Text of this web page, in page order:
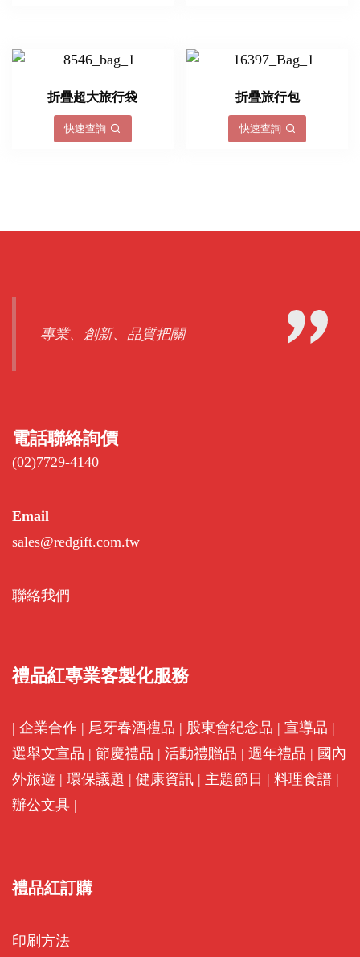
折疊超大旅行袋
快速查詢
折疊旅行包
快速查詢
專業、創新、品質把關
電話聯絡詢價
(02)7729-4140
Email
sales@redgift.com.tw
聯絡我們
禮品紅專業客製化服務
| 企業合作 | 尾牙春酒禮品 | 股東會紀念品 | 宣導品 |
選舉文宣品 | 節慶禮品 | 活動禮贈品 | 週年禮品 | 國內
外旅遊 | 環保議題 | 健康資訊 | 主題節日 | 料理食譜 |
辦公文具 |
禮品紅訂購
印刷方法